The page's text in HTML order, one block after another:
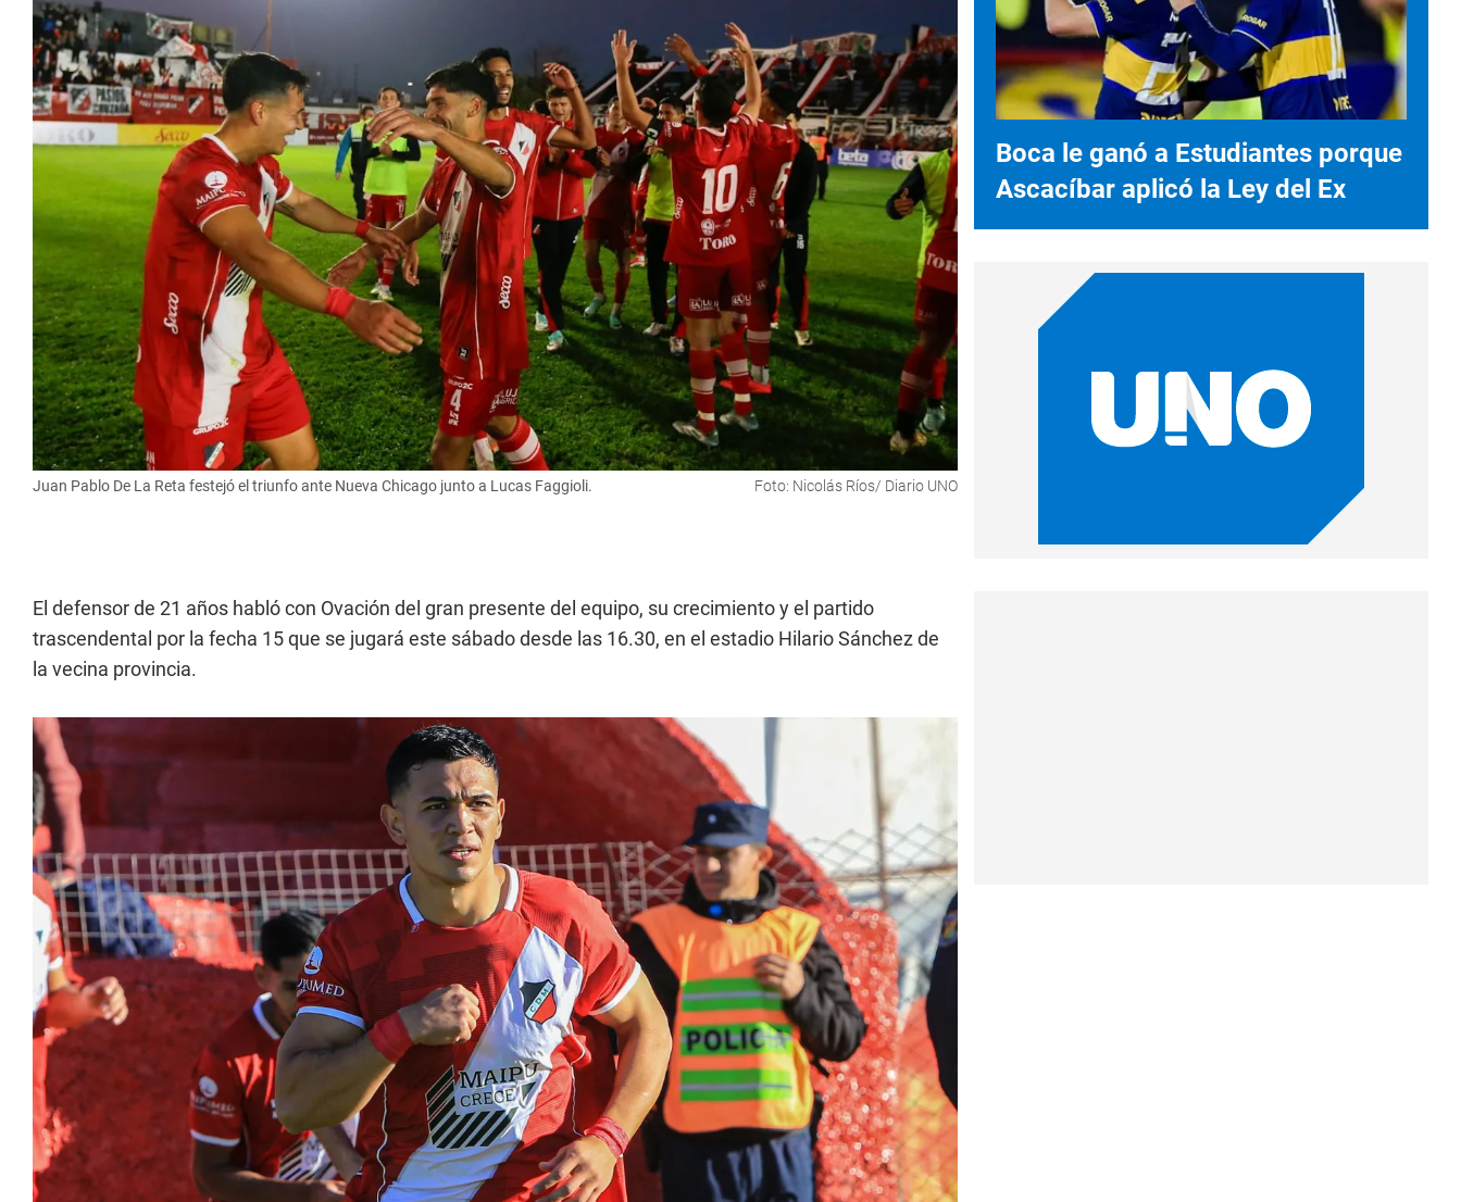
Juan Pablo De La Reta festejó el triunfo ante Nueva Chicago junto a Lucas Faggioli. Foto: Nicolás Ríos/ Diario UNO
El defensor de 21 años habló con Ovación del gran presente del equipo, su crecimiento y el partido
trascendental por la fecha 15 que se jugará este sábado desde las 16.30, en el estadio Hilario Sánchez de
la vecina provincia.
Boca le ganó a Estudiantes porque
Ascacíbar aplicó la Ley del Ex